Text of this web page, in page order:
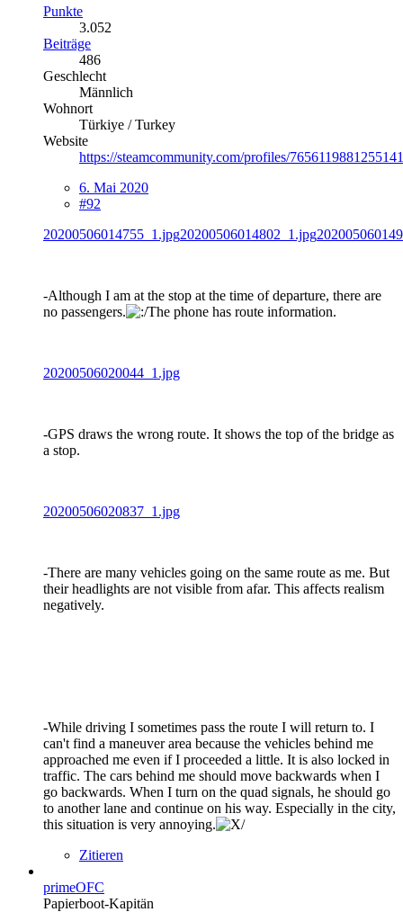
Punkte
3.052
Beiträge
486
Geschlecht
Männlich
Wohnort
Türkiye / Turkey
Website
https://steamcommunity.com/profiles/
6. Mai 2020
#92
20200506014755_1.jpg20200506014802_1.jpg
-Although I am at the stop at the time of departure, there are
no passengers.
The phone has route information.
20200506020044_1.jpg
-GPS draws the wrong route. It shows the top of the bridge as
a stop.
20200506020837_1.jpg
-There are many vehicles going on the same route as me. But
their headlights are not visible from afar. This affects realism
negatively.
-While driving I sometimes pass the route I will return to. I
can't find a maneuver area because the vehicles behind me
approached me even if I proceeded a little. It is also locked in
traffic. The cars behind me should move backwards when I
go backwards. When I turn on the quad signals, he should go
to another lane and continue on his way. Especially in the city,
this situation is very annoying.
Zitieren
primeOFC
Papierboot-Kapitän